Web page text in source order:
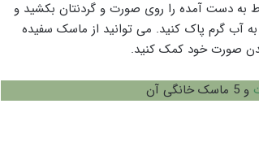
دست آمده را روی صورت و گردنتان بکشید و
شده به آب گرم پاک کنید. می توانید از ماسک سفیده
صورت خود کمک کنید.
و 5 ماسک خانگی آن